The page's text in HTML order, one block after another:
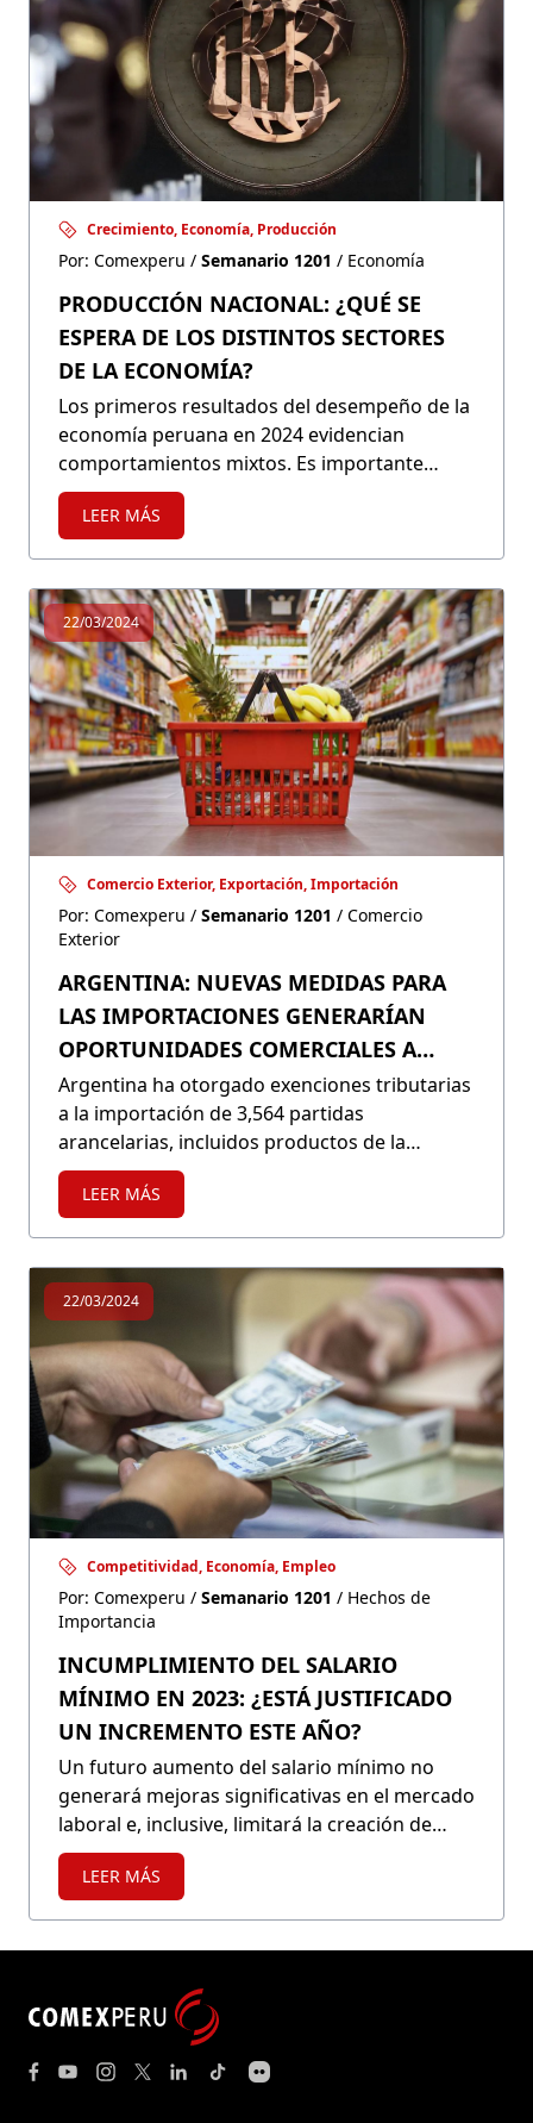
Crecimiento, Economía, Producción
Por: Comexperu / Semanario 1201 / Economía
PRODUCCIÓN NACIONAL: ¿QUÉ SE
ESPERA DE LOS DISTINTOS SECTORES
DE LA ECONOMÍA?
Los primeros resultados del desempeño de la
economía peruana en 2024 evidencian
comportamientos mixtos. Es importante
tener presentes estos resultados para la
elaboración de políticas a favor de los
LEER MÁS
22/03/2024
Comercio Exterior, Exportación, Importación
Por: Comexperu / Semanario 1201 / Comercio
Exterior
ARGENTINA: NUEVAS MEDIDAS PARA
LAS IMPORTACIONES GENERARÍAN
OPORTUNIDADES COMERCIALES A
PRODUCTOS NO TRADICIONALES
PERUANOS
Argentina ha otorgado exenciones tributarias
a la importación de 3,564 partidas
arancelarias, incluidos productos de la
canasta básica como alimentos, bebidas,
artículos de aseo personal, insecticidas y
LEER MÁS
22/03/2024
Competitividad, Economía, Empleo
Por: Comexperu / Semanario 1201 / Hechos de
Importancia
INCUMPLIMIENTO DEL SALARIO
MÍNIMO EN 2023: ¿ESTÁ JUSTIFICADO
UN INCREMENTO ESTE AÑO?
Un futuro aumento del salario mínimo no
generará mejoras significativas en el mercado
laboral e, inclusive, limitará la creación de
empleos formales. En departamentos como
Puno, Huancavelica, Cajamarca, Apurímac,
el salario mínimo peruano es excesivamente
alto.
LEER MÁS